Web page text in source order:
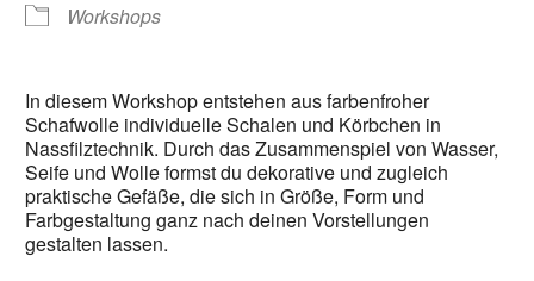
Workshops
In diesem Workshop entstehen aus farbenfroher
Schafwolle individuelle Schalen und Körbchen in
Nassfilztechnik. Durch das Zusammenspiel von Wasser,
Seife und Wolle formst du dekorative und zugleich
praktische Gefäße, die sich in Größe, Form und
Farbgestaltung ganz nach deinen Vorstellungen
gestalten lassen.